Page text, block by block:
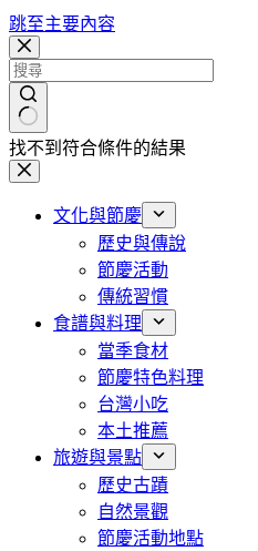
跳至主要內容
找不到符合條件的結果
文化與節慶
歷史與傳說
節慶活動
傳統習慣
食譜與料理
當季食材
節慶特色料理
台灣小吃
本土推薦
旅遊與景點
歷史古蹟
自然景觀
節慶活動地點